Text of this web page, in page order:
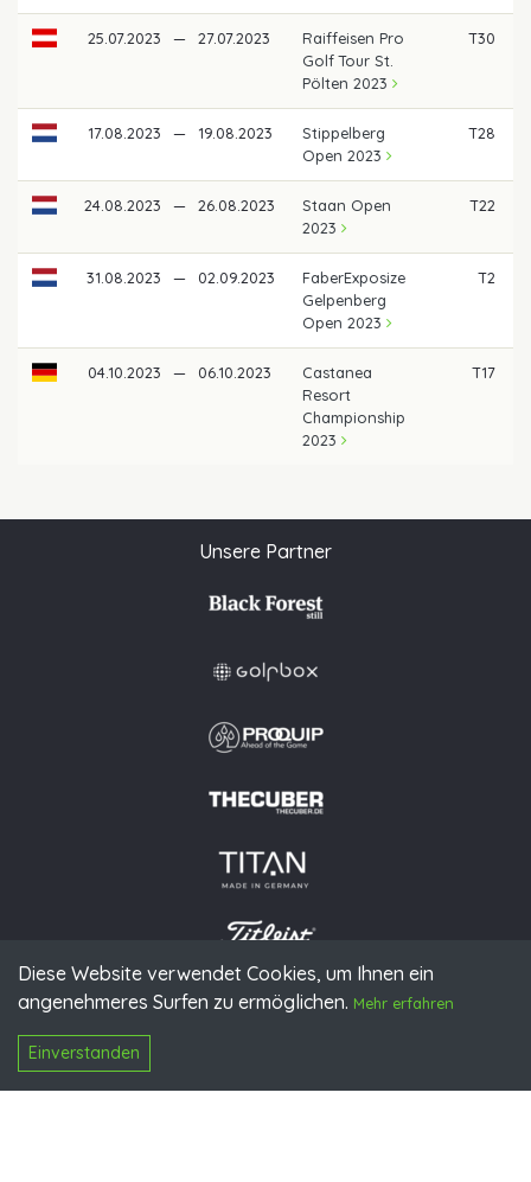
Diese Website verwendet Cookies, um Ihnen ein
angenehmeres Surfen zu ermöglichen. Mehr erfahren
Einverstanden
25.07.2023 — 27.07.2023
Raiffeisen Pro
Golf Tour St.
Pölten 2023
T30
17.08.2023 — 19.08.2023
Stippelberg
Open 2023
T28
24.08.2023 — 26.08.2023
Staan Open
2023
T22
31.08.2023 — 02.09.2023
FaberExposize
Gelpenberg
Open 2023
T2
04.10.2023 — 06.10.2023
Castanea
Resort
Championship
2023
T17
Unsere Partner
© 2026 PGAoG